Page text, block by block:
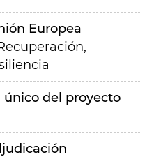
Europea
único del proyecto